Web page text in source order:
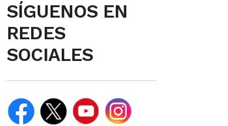
SÍGUENOS EN
REDES
SOCIALES